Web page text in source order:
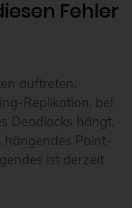
Fehler
auftreten.
Replikation, bei
Deadlocks hängt.
hängendes Point-
ist derzeit